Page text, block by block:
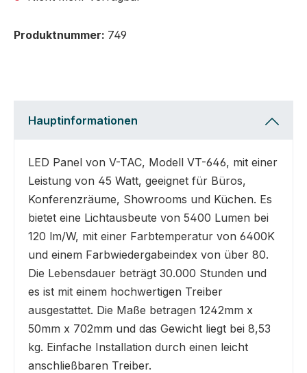
Produktnummer: 749
Hauptinformationen
LED Panel von V-TAC, Modell VT-646, mit einer
Leistung von 45 Watt, geeignet für Büros,
Konferenzräume, Showrooms und Küchen. Es
bietet eine Lichtausbeute von 5400 Lumen bei
120 lm/W, mit einer Farbtemperatur von 6400K
und einem Farbwiedergabeindex von über 80.
Die Lebensdauer beträgt 30.000 Stunden und
es ist mit einem hochwertigen Treiber
ausgestattet. Die Maße betragen 1242mm x
50mm x 702mm und das Gewicht liegt bei 8,53
kg. Einfache Installation durch einen leicht
anschließbaren Treiber.